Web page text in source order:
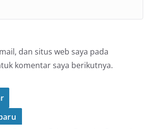
dan situs web saya pada
komentar saya berikutnya.